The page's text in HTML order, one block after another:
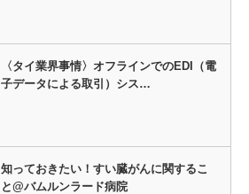
〈タイ業界事情〉オフラインでのEDI（電
子データによる取引）シス…
知っておきたい！すい臓がんに関するこ
と@バムルンラード病院